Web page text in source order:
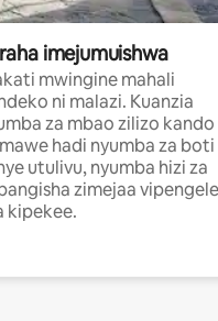
imejumuishwa
mwingine mahali
ni malazi. Kuanzia
za mbao zilizo kando
hadi nyumba za boti
utulivu, nyumba hizi za
zimejaa vipengele
kipekee.